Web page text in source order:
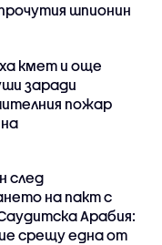
шпионин
кмет и още
заради
пожар
след
на пакт с
Арабия:
срещу една от